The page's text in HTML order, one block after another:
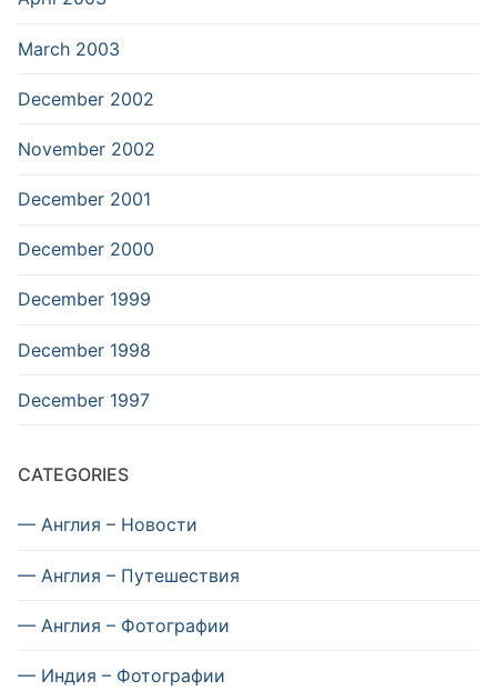
March 2003
December 2002
November 2002
December 2001
December 2000
December 1999
December 1998
December 1997
CATEGORIES
— Англия – Новости
— Англия – Путешествия
— Англия – Фотографии
— Индия – Фотографии